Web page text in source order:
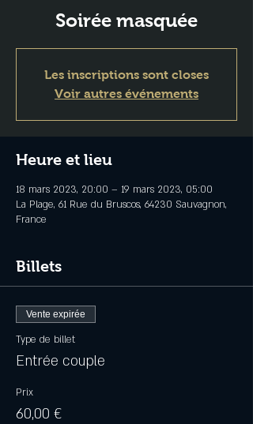
Soirée masquée
Les inscriptions sont closes
Voir autres événements
Heure et lieu
18 mars 2023, 20:00 – 19 mars 2023, 05:00
La Plage, 61 Rue du Bruscos, 64230 Sauvagnon,
France
Billets
Vente expirée
Type de billet
Entrée couple
Prix
60,00 €